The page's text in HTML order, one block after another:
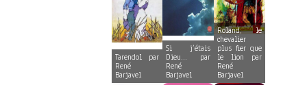
Tarendol par
René
Barjavel
Si j’étais
Dieu… par
René
Barjavel
Roland, le
chevalier
plus fier que
le lion par
René
Barjavel